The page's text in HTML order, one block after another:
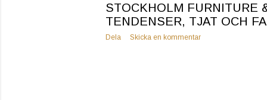
STOCKHOLM FURNITURE
TENDENSER, TJAT OCH
Dela Skicka en kommentar